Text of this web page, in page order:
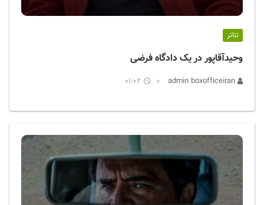
تئاتر
وحیدآقاپور در یک دادگاه فرضی
01:02